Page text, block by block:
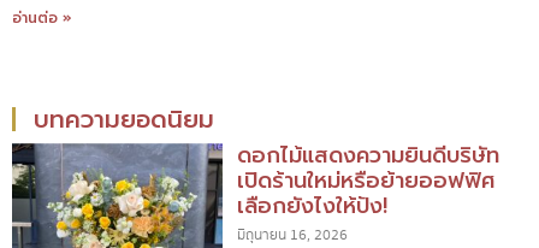
อ่านต่อ »
บทความยอดนิยม
ดอกไม้แสดงความยินดีบริษัท
เปิดร้านใหม่หรือย้ายออฟฟิศ
เลือกยังไงให้ปัง!
มิถุนายน 16, 2026